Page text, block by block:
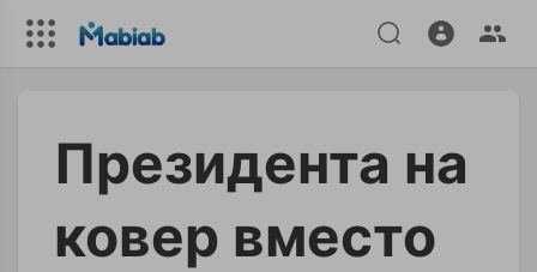
Президента на
ковер вместо